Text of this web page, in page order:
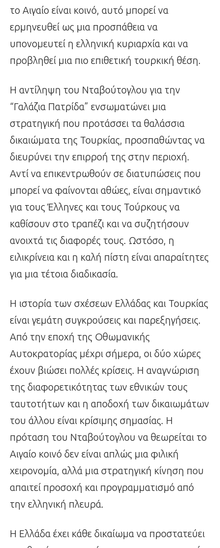
το Αιγαίο είναι κοινό, αυτό μπορεί να
ερμηνευθεί ως μια προσπάθεια να
υπονομευτεί η ελληνική κυριαρχία και να
προβληθεί μια πιο επιθετική τουρκική θέση.
Η αντίληψη του Νταβούτογλου για την
“Γαλάζια Πατρίδα” ενσωματώνει μια
στρατηγική που προτάσσει τα θαλάσσια
δικαιώματα της Τουρκίας, προσπαθώντας να
διευρύνει την επιρροή της στην περιοχή.
Αντί να επικεντρωθούν σε διατυπώσεις που
μπορεί να φαίνονται αθώες, είναι σημαντικό
για τους Έλληνες και τους Τούρκους να
καθίσουν στο τραπέζι και να συζητήσουν
ανοιχτά τις διαφορές τους. Ωστόσο, η
ειλικρίνεια και η καλή πίστη είναι απαραίτητες
για μια τέτοια διαδικασία.
Η ιστορία των σχέσεων Ελλάδας και Τουρκίας
είναι γεμάτη συγκρούσεις και παρεξηγήσεις.
Από την εποχή της Οθωμανικής
Αυτοκρατορίας μέχρι σήμερα, οι δύο χώρες
έχουν βιώσει πολλές κρίσεις. Η αναγνώριση
της διαφορετικότητας των εθνικών τους
ταυτοτήτων και η αποδοχή των δικαιωμάτων
του άλλου είναι κρίσιμης σημασίας. Η
πρόταση του Νταβούτογλου να θεωρείται το
Αιγαίο κοινό δεν είναι απλώς μια φιλική
χειρονομία, αλλά μια στρατηγική κίνηση που
απαιτεί προσοχή και προγραμματισμό από
την ελληνική πλευρά.
Η Ελλάδα έχει κάθε δικαίωμα να προστατεύει